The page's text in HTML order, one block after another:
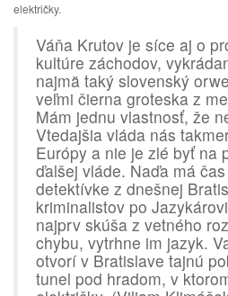
električky.
Váňa Krutov je síce aj o
kultúre záchodov,
najmä taký slovenský
veľmi čierna groteska z
Mám jednu vlastnosť, že
Vtedajšia vláda nás
Európy a nie je zlé byť na
ďalšej vláde. Naďa má
detektívke z dnešnej
kriminalistov po
najprv skúša z vetného
chybu, vytrhne im jazyk.
otvorí v Bratislave tajnú
tunel pod hradom, v